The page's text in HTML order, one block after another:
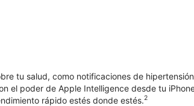
tu salud, como notificaciones de hipertensión
el poder de Apple Intelligence desde tu
rápido estés donde estés.2